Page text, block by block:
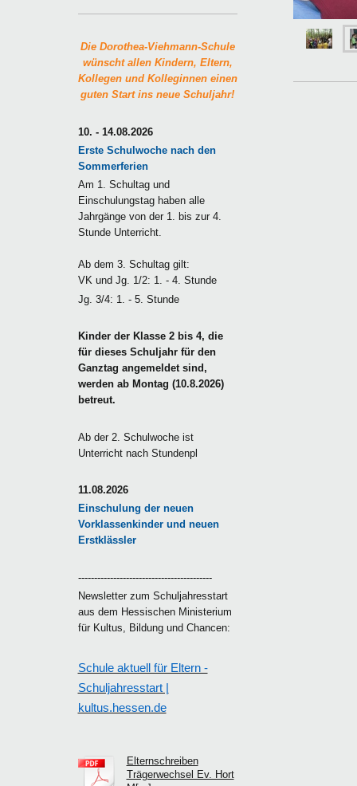
Die Dorothea-Viehmann-Schule
wünscht allen Kindern, Eltern,
Kollegen und Kolleginnen einen
guten Start ins neue Schuljahr!
10. - 14.08.2026
Erste Schulwoche nach den
Sommerferien
Am 1. Schultag und
Einschulungstag haben alle
Jahrgänge von der 1. bis zur 4.
Stunde Unterricht.
Ab dem 3. Schultag gilt:
VK und Jg. 1/2: 1. - 4. Stunde
Jg. 3/4: 1. - 5. Stunde
Kinder der Klasse 2 bis 4, die
für dieses Schuljahr für den
Ganztag angemeldet sind,
werden ab Montag (10.8.2026)
betreut.
Ab der 2. Schulwoche ist
Unterricht nach Stundenpl
11.08.2026
Einschulung der neuen
Vorklassenkinder und neuen
Erstklässler
------------------------------------------
Newsletter zum Schuljahresstart
aus dem Hessischen Ministerium
für Kultus, Bildung und Chancen:
Schule aktuell für Eltern -
Schuljahresstart |
kultus.hessen.de
Elternschreiben
Trägerwechsel Ev. Hort